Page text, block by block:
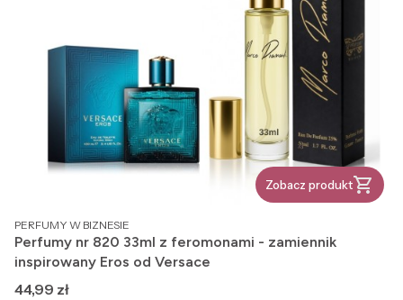
Zobacz produkt
PRODUCENT
PERFUMY W BIZNESIE
Perfumy nr 820 33ml z feromonami - zamiennik
inspirowany Eros od Versace
Cena
44,99 zł